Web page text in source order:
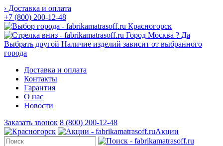
› Доставка и оплата
+7 (800) 200-12-48
Красногорск
Город Москва ? Да
Выбрать другой Наличие изделий зависит от выбранного
города
Доставка и оплата
Контакты
Гарантия
О нас
Новости
Заказать звонок 8 (800) 200-12-48
Акции